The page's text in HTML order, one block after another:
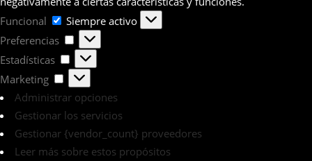
Funcional
Funcional
Siempre activo
Preferencias
Preferencias
Estadísticas
Estadísticas
Marketing
Marketing
Administrar opciones
Gestionar los servicios
Gestionar {vendor_count} proveedores
Leer más sobre estos propósitos